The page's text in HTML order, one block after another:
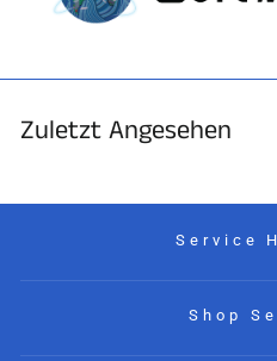
Zuletzt Angesehen
Service
Shop